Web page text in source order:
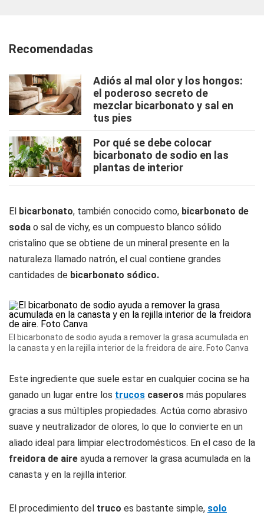
Recomendadas
Adiós al mal olor y los hongos:
el poderoso secreto de
mezclar bicarbonato y sal en
tus pies
Por qué se debe colocar
bicarbonato de sodio en las
plantas de interior
El bicarbonato, también conocido como, bicarbonato de
soda o sal de vichy, es un compuesto blanco sólido
cristalino que se obtiene de un mineral presente en la
naturaleza llamado natrón, el cual contiene grandes
cantidades de bicarbonato sódico.
El bicarbonato de sodio ayuda a remover la grasa acumulada en
la canasta y en la rejilla interior de la freidora de aire. Foto Canva
Este ingrediente que suele estar en cualquier cocina se ha
ganado un lugar entre los trucos caseros más populares
gracias a sus múltiples propiedades. Actúa como abrasivo
suave y neutralizador de olores, lo que lo convierte en un
aliado ideal para limpiar electrodomésticos. En el caso de la
freidora de aire ayuda a remover la grasa acumulada en la
canasta y en la rejilla interior.
El procedimiento del truco es bastante simple, solo